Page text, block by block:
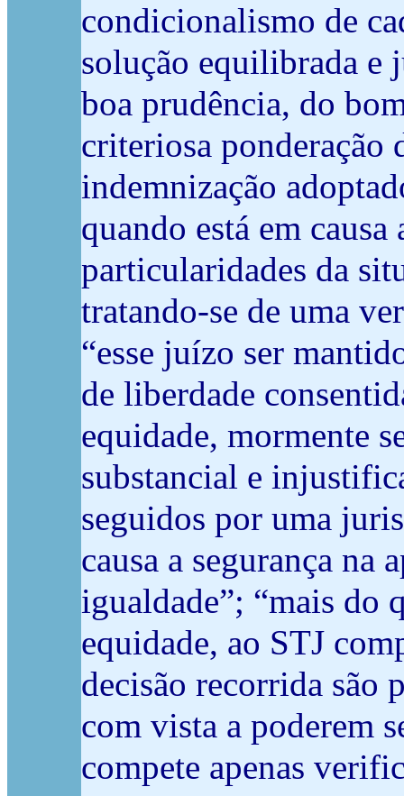
condicionalismo de
solução equilibrada e
boa prudência, do
criteriosa ponderação
indemnização
quando está em
particularidades da
tratando-se de uma
“esse juízo ser
de liberdade
equidade, mormente
substancial e
seguidos por uma
causa a segurança
igualdade”; “mais do
equidade, ao STJ
decisão recorrida são
com vista a poderem
compete apenas